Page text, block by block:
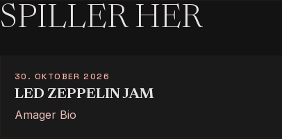
SPILLER HER
30. OKTOBER 2026
LED ZEPPELIN JAM
Amager Bio